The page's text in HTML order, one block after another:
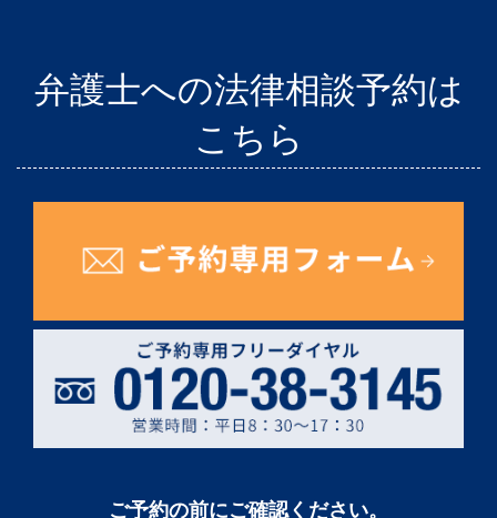
弁護士への法律相談予約は
こちら
ご予約の前にご確認ください。